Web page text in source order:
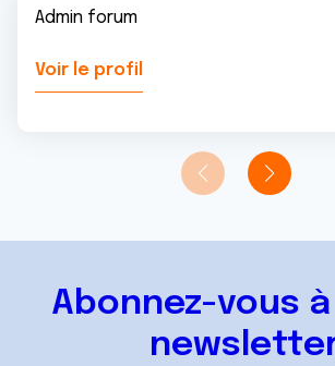
Admin forum
Voir le profil
Abonnez-vous